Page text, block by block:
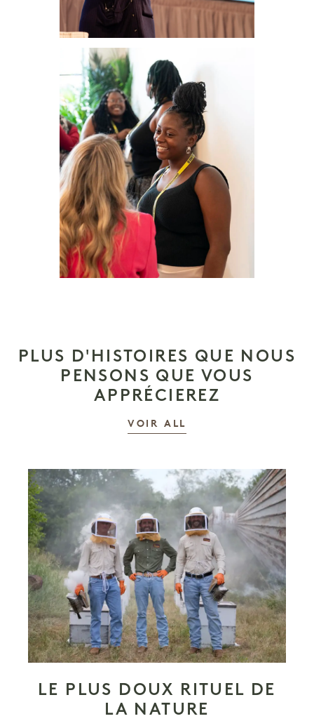
PLUS D'HISTOIRES QUE NOUS
PENSONS QUE VOUS
APPRÉCIEREZ
VOIR ALL
LE PLUS DOUX RITUEL DE
LA NATURE